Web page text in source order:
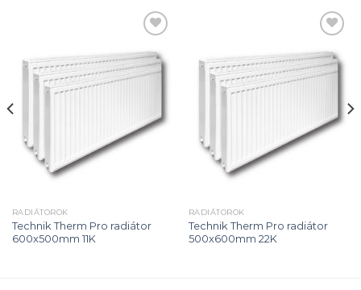
Add to
RADIÁTOROK
Technik Therm Pro radiátor
600x500mm 11K
Add to
RADIÁTOROK
Technik Therm Pro radiátor
500x600mm 22K